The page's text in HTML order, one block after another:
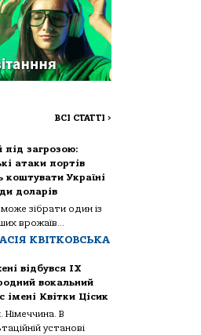
ВСІ СТАТТІ >
під загрозою:
атаки портів
коштувати Україні
доларів
може зібрати один із
врожаїв...
КВІТКОВСЬКА
відбувся IX
вокальний
імені Квітки Цісик
В
установі